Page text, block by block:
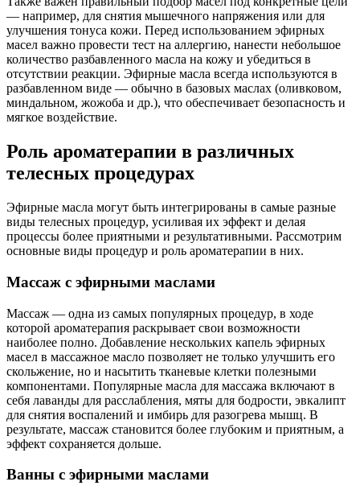
— например, для снятия мышечного напряжения или для
улучшения тонуса кожи. Перед использованием эфирных
масел важно провести тест на аллергию, нанести небольшое
количество разбавленного масла на кожу и убедиться в
отсутствии реакции. Эфирные масла всегда используются в
разбавленном виде — обычно в базовых маслах (оливковом,
миндальном, жожоба и др.), что обеспечивает безопасность и
мягкое воздействие.
Роль ароматерапии в различных
телесных процедурах
Эфирные масла могут быть интегрированы в самые разные
виды телесных процедур, усиливая их эффект и делая
процессы более приятными и результативными. Рассмотрим
основные виды процедур и роль ароматерапии в них.
Массаж с эфирными маслами
Массаж — одна из самых популярных процедур, в ходе
которой ароматерапия раскрывает свои возможности
наиболее полно. Добавление нескольких капель эфирных
масел в массажное масло позволяет не только улучшить его
скольжение, но и насытить тканевые клетки полезными
компонентами. Популярные масла для массажа включают в
себя лаванды для расслабления, мяты для бодрости, эвкалипт
для снятия воспалений и имбирь для разогрева мышц. В
результате, массаж становится более глубоким и приятным, а
эффект сохраняется дольше.
Ванны с эфирными маслами